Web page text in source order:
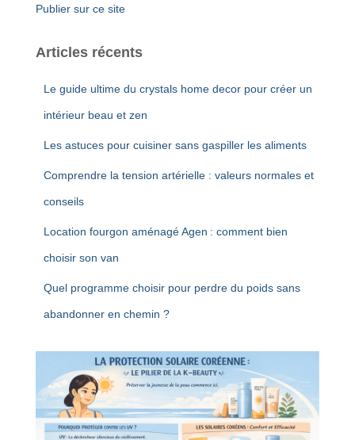
Publier sur ce site
Articles récents
Le guide ultime du crystals home decor pour créer un
intérieur beau et zen
Les astuces pour cuisiner sans gaspiller les aliments
Comprendre la tension artérielle : valeurs normales et
conseils
Location fourgon aménagé Agen : comment bien
choisir son van
Quel programme choisir pour perdre du poids sans
abandonner en chemin ?